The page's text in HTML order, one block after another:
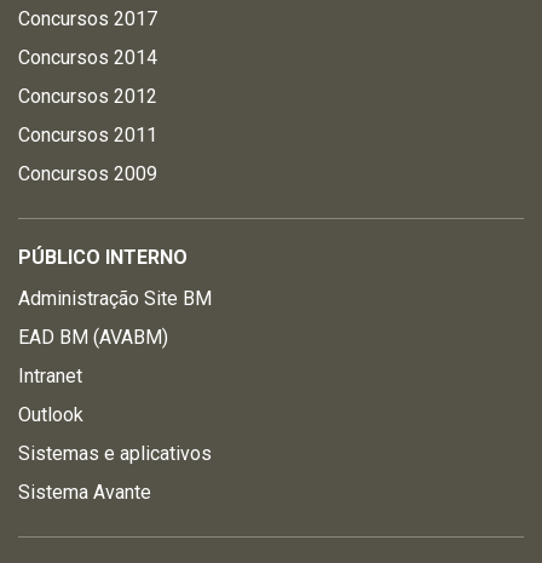
Concursos 2017
Concursos 2014
Concursos 2012
Concursos 2011
Concursos 2009
PÚBLICO INTERNO
Administração Site BM
EAD BM (AVABM)
Intranet
Outlook
Sistemas e aplicativos
Sistema Avante